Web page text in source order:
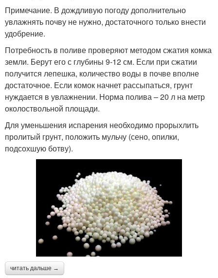
Примечание. В дождливую погоду дополнительно
увлажнять почву не нужно, достаточного только внести
удобрение.
Потребность в поливе проверяют методом сжатия комка
земли. Берут его с глубины 9-12 см. Если при сжатии
получится лепешка, количество воды в почве вполне
достаточное. Если комок начнет рассыпаться, грунт
нуждается в увлажнении. Норма полива – 20 л на метр
околоствольной площади.
Для уменьшения испарения необходимо прорыхлить
пролитый грунт, положить мульчу (сено, опилки,
подсохшую ботву).
читать дальше →